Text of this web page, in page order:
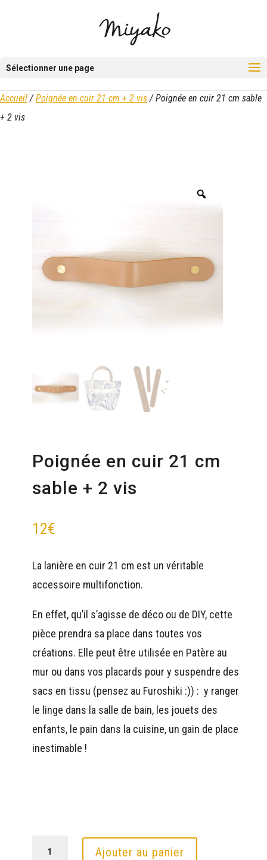
Sélectionner une page
Accueil/Poignée en cuir 21 cm + 2 vis/ Poignée en cuir 21 cm sable
+ 2 vis
Poignée en cuir 21 cm
sable + 2 vis
12€
La lanière en cuir 21 cm est un véritable
accessoire multifonction.
En effet, qu’il s’agisse de déco ou de DIY, cette
pièce prendra sa place dans toutes vos
créations. Elle peut être utilisée en Patère au
mur ou dans vos placards pour y suspendre des
sacs en tissu (pensez au Furoshiki :)) : y ranger
le linge dans la salle de bain, les jouets des
enfants, le pain dans la cuisine, un gain de place
inestimable !
Ajouter au panier